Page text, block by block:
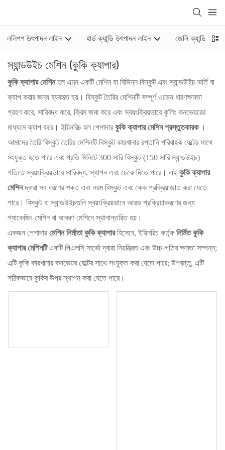
ললিপপ উৎপাদন লাইন হার্ড ক্যান্ডি উৎপাদন লাইন জেলি ক্যান্ডি
স্যান্ডউইচ মেশিন (কুকি ক্যাপার)
কুকি ক্যাপার মেশিনহল এমন একটি মেশিন যা বিভিন্ন বিস্কুট এবং স্যান্ডউইচ ভর্তি বা
ক্যাপ করার জন্য ব্যবহৃত হয়। বিস্কুট তৈরির মেশিনটি সম্পূর্ণ ওভেন ধারণক্ষমতা
গ্রহণ করে, সারিবদ্ধ করে, ক্রিম জমা করে এবং স্বয়ংক্রিয়ভাবে কুলিং কনভেয়রের
মাধ্যমে ক্যাপ করে। ইয়িনরিচ হল পেশাদারকুকি ক্যাপার মেশিন প্রস্তুতকারক।
আমাদের তৈরি বিস্কুট তৈরির মেশিনটি বিস্কুট কারখানার রপ্তানি পরিবাহক বেল্টের সাথে
সংযুক্ত হতে পারে এবং প্রতি মিনিটে 300 সারি বিস্কুট (150 সারি স্যান্ডউইচ)
গতিতে স্বয়ংক্রিয়ভাবে সারিবদ্ধ, স্থাপন এবং ঢেকে দিতে পারে। এই কুকি ক্যাপার
মেশিনদ্বারা সব ধরণের শক্ত এবং নরম বিস্কুট এবং কেক প্রক্রিয়াজাত করা যেতে
পারে। বিস্কুট বা স্যান্ডউইচগুলি স্বয়ংক্রিয়ভাবে আরও প্রক্রিয়াকরণের জন্য
প্যাকেজিং মেশিন বা আবরণ মেশিনে স্থানান্তরিত হয়।
একজন পেশাদারমেশিন নির্মাতা কুকি ক্যাপারহিসেবে, ইয়িনরিচ কর্তৃক নির্মিত কুকি
ক্যাপার মেশিনটিএকটি পিএলসি সার্ভো দ্বারা নিয়ন্ত্রিত এবং উচ্চ-গতির ক্ষমতা সম্পন্ন;
এটি কুকি কারখানার কনভেয়র বেল্টের সাথে সংযুক্ত করা যেতে পারে; উপরন্তু, এটি
সঠিকভাবে কুকির উপর স্থাপন করা যেতে পারে।